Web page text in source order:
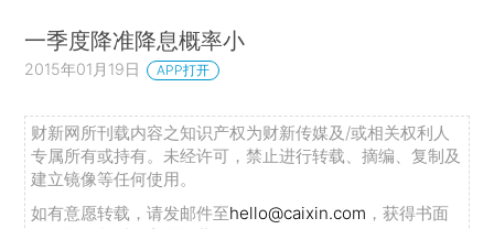
一季度降准降息概率小
2015年01月19日 APP打开
财新网所刊载内容之知识产权为财新传媒及/或相关权利人
专属所有或持有。未经许可，禁止进行转载、摘编、复制及
建立镜像等任何使用。
如有意愿转载，请发邮件至hello@caixin.com ，获得书面